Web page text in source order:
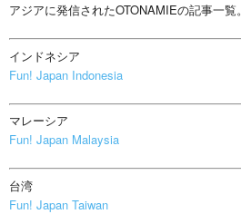
アジアに発信されたOTONAMIEの記事一覧。
インドネシア
Fun! Japan Indonesia
マレーシア
Fun! Japan Malaysia
台湾
Fun! Japan Taiwan